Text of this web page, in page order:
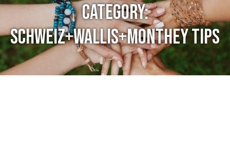
CATEGORY:
SCHWEIZ+WALLIS+MONTHEY TIPS